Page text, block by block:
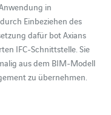
in
Einbeziehen des
dafür bot Axians
IFC-Schnittstelle. Sie
aus dem BIM-Modell
zu übernehmen.